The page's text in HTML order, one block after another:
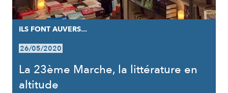
ILS FONT AUVERS...
26/05/2020
La 23ème Marche, la littérature en
altitude